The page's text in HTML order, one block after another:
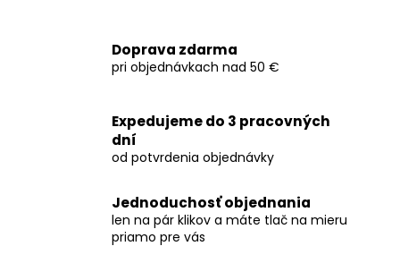
Doprava zdarma
pri objednávkach nad 50 €
Expedujeme do 3 pracovných
dní
od potvrdenia objednávky
Jednoduchosť objednania
len na pár klikov a máte tlač na mieru
priamo pre vás